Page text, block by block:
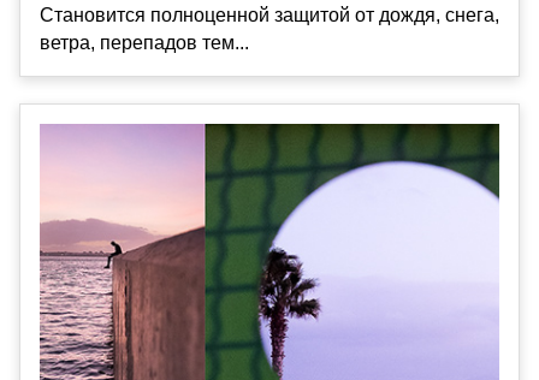
Становится полноценной защитой от дождя, снега,
ветра, перепадов тем...